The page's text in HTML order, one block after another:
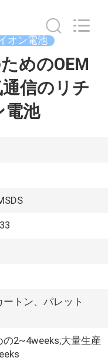
オン電池
めのOEM
信のリチ
電池
トン、パレット
2~4weeks;大量生産